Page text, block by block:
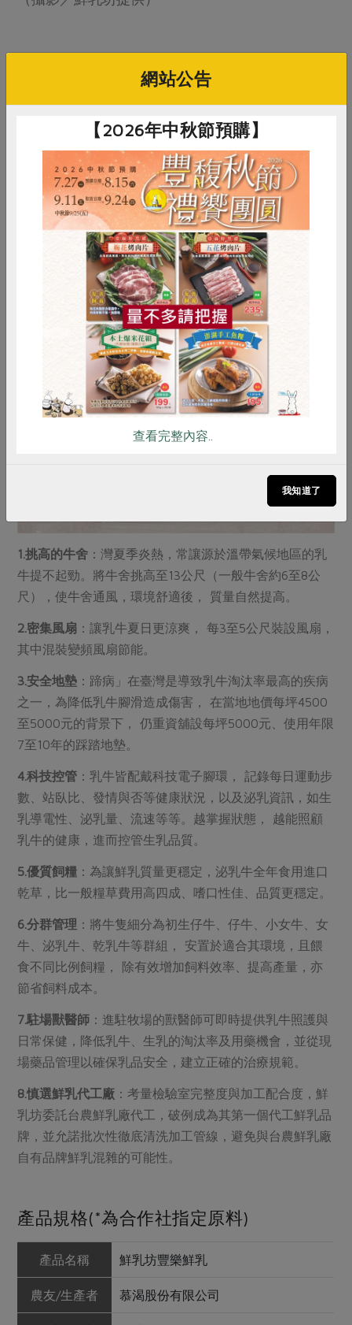
對牛好，就是對乳好
1.挑高的牛舍 ：灣夏季炎熱，常讓源於溫帶氣候地區的乳
牛提不起勁。將牛舍挑高至13公尺（一般牛舍約6至8公
尺），使牛舍通風，環境舒適後， 質量自然提高。
2.密集風扇 ：讓乳牛夏日更涼爽， 每3至5公尺裝設風扇，
其中混裝變頻風扇節能。
3.安全地墊 ：蹄病」在臺灣是導致乳牛淘汰率最高的疾病
之一，為降低乳牛腳滑造成傷害， 在當地地價每坪4500
至5000元的背景下， 仍重資舖設每坪5000元、使用年限
7至10年的踩踏地墊。
4.科技控管 ：乳牛皆配戴科技電子腳環， 記錄每日運動步
數、站臥比、發情與否等健康狀況，以及泌乳資訊，如生
乳導電性、泌乳量、流速等等。越掌握狀態， 越能照顧
乳牛的健康，進而控管生乳品質。
5.優質飼糧 ：為讓鮮乳質量更穩定，泌乳牛全年食用進口
乾草，比一般糧草費用高四成、嗜口性佳、品質更穩定。
6.分群管理 ：將牛隻細分為初生仔牛、仔牛、小女牛、女
牛、泌乳牛、乾乳牛等群組， 安置於適合其環境，且餵
食不同比例飼糧， 除有效增加飼料效率、提高產量，亦
節省飼料成本。
7.駐場獸醫師 ：進駐牧場的獸醫師可即時提供乳牛照護與
日常保健，降低乳牛、生乳的淘汰率及用藥機會，並從現
場藥品管理以確保乳品安全，建立正確的治療規範。
8.慎選鮮乳代工廠 ：考量檢驗室完整度與加工配合度，鮮
乳坊委託台農鮮乳廠代工，破例成為其第一個代工鮮乳品
牌，並允諾批次性徹底清洗加工管線，避免與台農鮮乳廠
自有品牌鮮乳混雜的可能性。
產品規格(*為合作社指定原料)
產品名稱 鮮乳坊豐樂鮮乳
農友/生產者 慕渴股份有限公司
RPET 食譜 減硝酸鹽
雞蛋 食安 共同購買
網站公告
【2026年中秋節預購】
查看完整內容..
我知道了